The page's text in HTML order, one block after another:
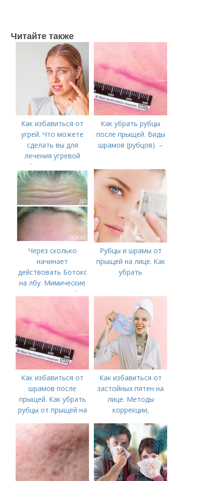
Читайте также
Как избавиться от
угрей. Что можете
сделать вы для
лечения угревой
болезни (акне)
Как убрать рубцы
после прыщей. Виды
шрамов (рубцов) –
Через сколько
начинает
действовать Ботокс
на лбу. Мимические
морщины на лбу
(ботокс в лоб)
Рубцы и шрамы от
прыщей на лице. Как
убрать
Как избавиться от
шрамов после
прыщей. Как убрать
рубцы от прыщей на
Как избавиться от
застойных пятен на
лице. Методы
коррекции,
акне и удаления
рубцов и шрамов
постакне